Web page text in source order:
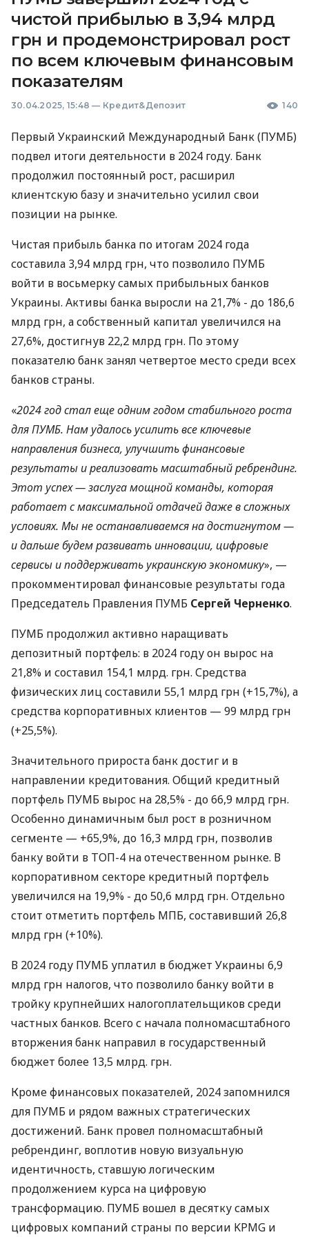
чистой прибылью в 3,94 млрд
грн и продемонстрировал рост
по всем ключевым финансовым
показателям
30.04.2025, 15:48 — Кредит&Депозит 140
Первый Украинский Международный Банк (ПУМБ)
подвел итоги деятельности в 2024 году. Банк
продолжил постоянный рост, расширил
клиентскую базу и значительно усилил свои
позиции на рынке.
Чистая прибыль банка по итогам 2024 года
составила 3,94 млрд грн, что позволило ПУМБ
войти в восьмерку самых прибыльных банков
Украины. Активы банка выросли на 21,7% - до 186,6
млрд грн, а собственный капитал увеличился на
27,6%, достигнув 22,2 млрд грн. По этому
показателю банк занял четвертое место среди всех
банков страны.
«2024 год стал еще одним годом стабильного роста
для ПУМБ. Нам удалось усилить все ключевые
направления бизнеса, улучшить финансовые
результаты и реализовать масштабный ребрендинг.
Этот успех — заслуга мощной команды, которая
работает с максимальной отдачей даже в сложных
условиях. Мы не останавливаемся на достигнутом —
и дальше будем развивать инновации, цифровые
сервисы и поддерживать украинскую экономику», —
прокомментировал финансовые результаты года
Председатель Правления ПУМБ Сергей Черненко.
ПУМБ продолжил активно наращивать
депозитный портфель: в 2024 году он вырос на
21,8% и составил 154,1 млрд. грн. Средства
физических лиц составили 55,1 млрд грн (+15,7%), а
средства корпоративных клиентов — 99 млрд грн
(+25,5%).
Значительного прироста банк достиг и в
направлении кредитования. Общий кредитный
портфель ПУМБ вырос на 28,5% - до 66,9 млрд грн.
Особенно динамичным был рост в розничном
сегменте — +65,9%, до 16,3 млрд грн, позволив
банку войти в ТОП-4 на отечественном рынке. В
корпоративном секторе кредитный портфель
увеличился на 19,9% - до 50,6 млрд грн. Отдельно
стоит отметить портфель МПБ, составивший 26,8
млрд грн (+10%).
В 2024 году ПУМБ уплатил в бюджет Украины 6,9
млрд грн налогов, что позволило банку войти в
тройку крупнейших налогоплательщиков среди
частных банков. Всего с начала полномасштабного
вторжения банк направил в государственный
бюджет более 13,5 млрд. грн.
Кроме финансовых показателей, 2024 запомнился
для ПУМБ и рядом важных стратегических
достижений. Банк провел полномасштабный
ребрендинг, воплотив новую визуальную
идентичность, ставшую логическим
продолжением курса на цифровую
трансформацию. ПУМБ вошел в десятку самых
цифровых компаний страны по версии KPMG и